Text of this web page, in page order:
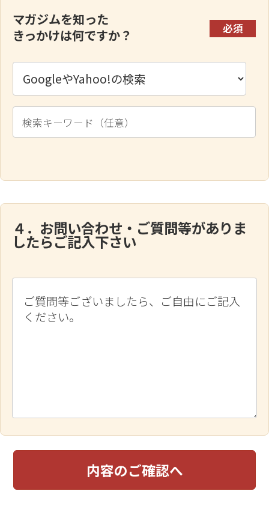
マガジムを知った
きっかけは何ですか？
必須
４．お問い合わせ・ご質問等がありま
したらご記入下さい
内容のご確認へ